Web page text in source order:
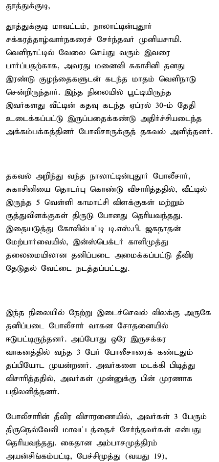
தூத்துக்குடி,
தூத்துக்குடி மாவட்டம், நாலாட்டின்புதூர்
சக்கரத்தாழ்வார்நகரைச் சேர்ந்தவர் முனியசாமி.
வெளிநாட்டில் வேலை செய்து வரும் இவரை
பார்ப்பதற்காக, அவரது மனைவி சுகாசினி தனது
இரண்டு குழந்தைகளுடன் கடந்த மாதம் வெளிநாடு
சென்றிருந்தார். இந்த நிலையில் பூட்டியிருந்த
இவர்களது வீட்டின் கதவு கடந்த ஏப்ரல் 30-ம் தேதி
உடைக்கப்பட்டு இருப்பதைக்கண்டு அதிர்ச்சியடைந்த
அக்கம்பக்கத்தினர் போலீசாருக்குத் தகவல் அளித்தனர்.
தகவல் அறிந்து வந்த நாலாட்டின்புதூர் போலீசார்,
சுகாசினியை தொடர்பு கொண்டு விசாரித்ததில், வீட்டில்
இருந்த 5 வெள்ளி காமாட்சி விளக்குகள் மற்றும்
குத்துவிளக்குகள் திருடு போனது தெரியவந்தது.
இதையடுத்து கோவில்பட்டி டி.எஸ்.பி. ஜகநாதன்
மேற்பார்வையில், இன்ஸ்பெக்டர் காளிமுத்து
தலைமையிலான தனிப்படை அமைக்கப்பட்டு தீவிர
தேடுதல் வேட்டை நடத்தப்பட்டது.
இந்த நிலையில் நேற்று இடைச்செவல் விலக்கு அருகே
தனிப்படை போலீசார் வாகன சோதனையில்
ஈடுபட்டிருந்தனர். அப்போது ஒரே இருசக்கர
வாகனத்தில் வந்த 3 பேர் போலீசாரைக் கண்டதும்
தப்பியோட முயன்றனர். அவர்களை மடக்கி பிடித்து
விசாரித்ததில், அவர்கள் முன்னுக்கு பின் முரணாக
பதிலளித்தனர்.
போலீசாரின் தீவிர விசாரணையில், அவர்கள் 3 பேரும்
திருநெல்வேலி மாவட்டத்தைச் சேர்ந்தவர்கள் என்பது
தெரியவந்தது. கைதான அம்பாசமுத்திரம்
அயன்சிங்கம்பட்டி, பேச்சிமுத்து (வயது 19),